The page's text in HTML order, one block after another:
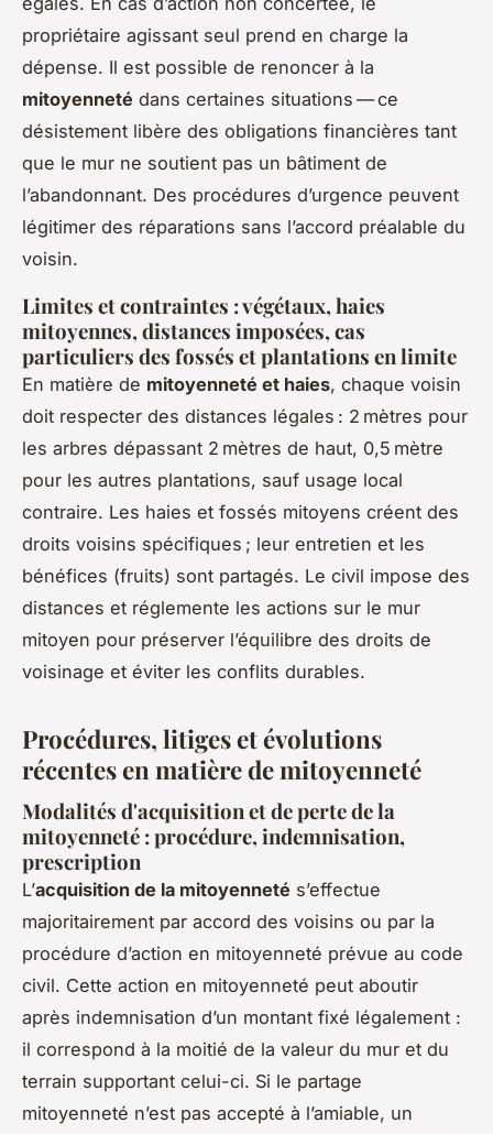
propriétaire agissant seul prend en charge la
dépense. Il est possible de renoncer à la
mitoyenneté dans certaines situations — ce
désistement libère des obligations financières tant
que le mur ne soutient pas un bâtiment de
l’abandonnant. Des procédures d’urgence peuvent
légitimer des réparations sans l’accord préalable du
voisin.
Limites et contraintes : végétaux, haies
mitoyennes, distances imposées, cas
particuliers des fossés et plantations en limite
En matière de mitoyenneté et haies, chaque voisin
doit respecter des distances légales : 2 mètres pour
les arbres dépassant 2 mètres de haut, 0,5 mètre
pour les autres plantations, sauf usage local
contraire. Les haies et fossés mitoyens créent des
droits voisins spécifiques ; leur entretien et les
bénéfices (fruits) sont partagés. Le civil impose des
distances et réglemente les actions sur le mur
mitoyen pour préserver l’équilibre des droits de
voisinage et éviter les conflits durables.
Procédures, litiges et évolutions
récentes en matière de mitoyenneté
Modalités d'acquisition et de perte de la
mitoyenneté : procédure, indemnisation,
prescription
L’acquisition de la mitoyenneté s’effectue
majoritairement par accord des voisins ou par la
procédure d’action en mitoyenneté prévue au code
civil. Cette action en mitoyenneté peut aboutir
après indemnisation d’un montant fixé légalement :
il correspond à la moitié de la valeur du mur et du
terrain supportant celui-ci. Si le partage
mitoyenneté n’est pas accepté à l’amiable, un